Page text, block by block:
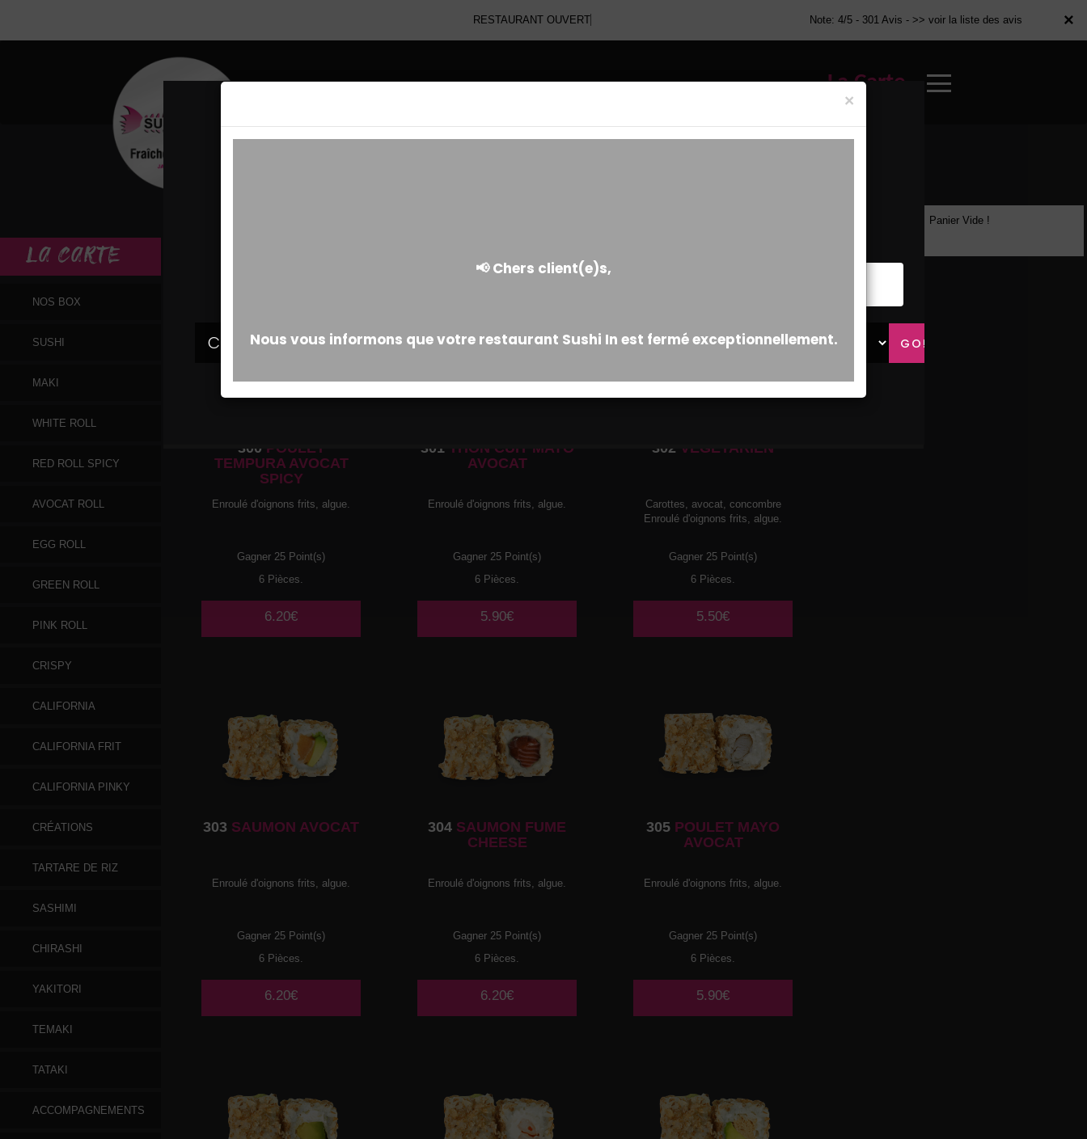
×
RESTAURANT OUV Note: 4/5 - 301 Avis - >> voir la liste des avis
La Carte
×
LA CARTE
NOS BOX
SUSHI
MAKI
WHITE ROLL
RED ROLL SPICY
AVOCAT ROLL
EGG ROLL
GREEN ROLL
PINK ROLL
CRISPY
CALIFORNIA
CALIFORNIA FRIT
CALIFORNIA PINKY
CRÉATIONS
TARTARE DE RIZ
SASHIMI
CHIRASHI
YAKITORI
TEMAKI
TATAKI
ACCOMPAGNEMENTS
Enroulé d'oignons frits
300 POULET
TEMPURA AVOCAT
SPICY
Enroulé d'oignons frits, algue.
Gagner 25 Point(s)
6 Pièces.
6.20€
301THON CUIT MAYO
AVOCAT
Enroulé d'oignons frits, algue.
Gagner 25 Point(s)
6 Pièces.
5.90€
302 VEGETARIEN
Carottes, avocat, concombre
Enroulé d'oignons frits, algue.
Gagner 25 Point(s)
6 Pièces.
5.50€
303 SAUMON AVOCAT
Enroulé d'oignons frits, algue.
Gagner 25 Point(s)
6 Pièces.
6.20€
304 SAUMON FUME
CHEESE
Enroulé d'oignons frits, algue.
Gagner 25 Point(s)
6 Pièces.
6.20€
305 POULET MAYO
AVOCAT
Enroulé d'oignons frits, algue.
Gagner 25 Point(s)
6 Pièces.
5.90€
Panier Vide !
×